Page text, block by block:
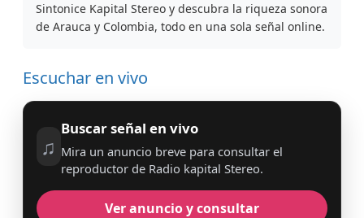
Sintonice Kapital Stereo y descubra la riqueza sonora
de Arauca y Colombia, todo en una sola señal online.
Escuchar en vivo
♫
Buscar señal en vivo
Mira un anuncio breve para consultar el
reproductor de Radio kapital Stereo.
Ver anuncio y consultar